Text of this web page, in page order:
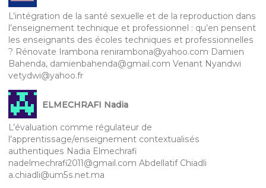
L’intégration de la santé sexuelle et de la reproduction dans
l’enseignement technique et professionnel : qu’en pensent
les enseignants des écoles techniques et professionnelles
? Rénovate Irambona renirambona@yahoo.com Damien
Bahenda, damienbahenda@gmail.com Venant Nyandwi
vetydwi@yahoo.fr
ELMECHRAFI Nadia
L’évaluation comme régulateur de
l’apprentissage/enseignement contextualisés
authentiques Nadia Elmechrafi
nadelmechrafi2011@gmail.com Abdellatif Chiadli
a.chiadli@um5s.net.ma